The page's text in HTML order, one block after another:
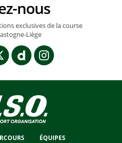
nous
exclusives de la course
Liège
ÉQUIPES